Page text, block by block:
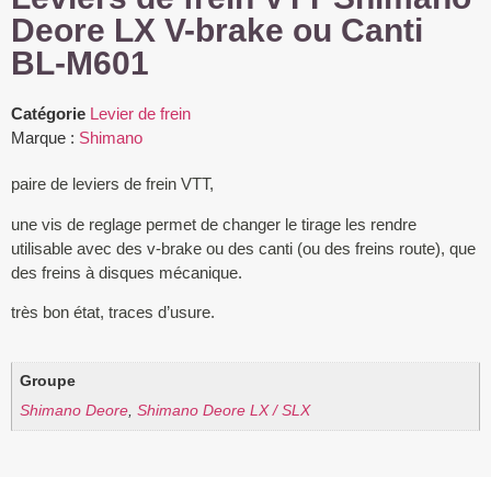
Deore LX V-brake ou Canti
BL-M601
Catégorie Levier de frein
Marque : Shimano
paire de leviers de frein VTT,
une vis de reglage permet de changer le tirage les rendre
utilisable avec des v-brake ou des canti (ou des freins route), que
des freins à disques mécanique.
très bon état, traces d’usure.
Groupe
Shimano Deore, Shimano Deore LX / SLX